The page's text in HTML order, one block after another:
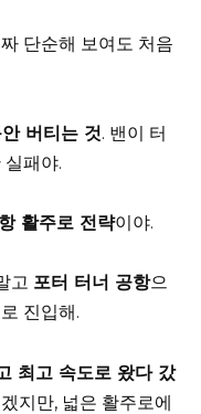
단순해 보여도 처음
버티는 것. 밴이 터
패야.
활주로 전략이야.
고 포터 터너 공항으
진입해.
최고 속도로 왔다 갔
지만, 넓은 활주로에